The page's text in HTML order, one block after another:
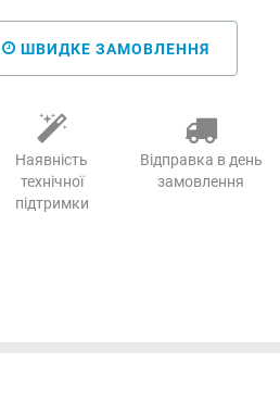
ШВИДКЕ ЗАМОВЛЕННЯ
Наявність
технічної
підтримки
Відправка в день
замовлення